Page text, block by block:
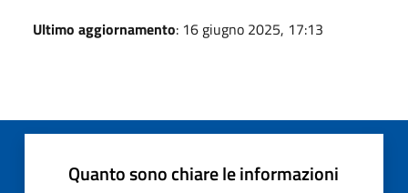
Ultimo aggiornamento: 16 giugno 2025, 17:13
Quanto sono chiare le informazioni